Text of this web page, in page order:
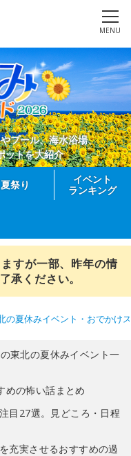
MENU
プール、海水浴場、
ットを大紹介
夏祭り
イベント
ランキング
すが一部、昨年の情
承ください。
の夏休みイベント・おでかけ
東北の夏休みイベント一
めの怖い話まとめ
目27選。見どころ・日程
充実させるおすすめの過